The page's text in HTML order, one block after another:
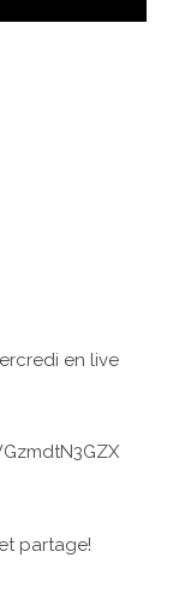
en live
partage!